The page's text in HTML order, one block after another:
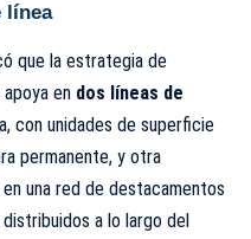
línea
que la estrategia de
en dos líneas de
con unidades de superficie
permanente, y otra
una red de destacamentos
a lo largo del